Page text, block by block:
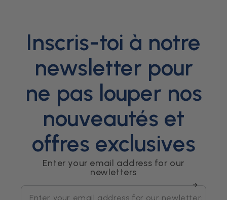
Inscris-toi à notre
newsletter pour
ne pas louper nos
nouveautés et
offres exclusives
Enter your email address for our
newletters